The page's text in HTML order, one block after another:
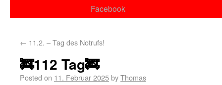
Facebook
← 11.2. – Tag des Notrufs!
🚒112 Tag🚒
Posted on 11. Februar 2025byThomas